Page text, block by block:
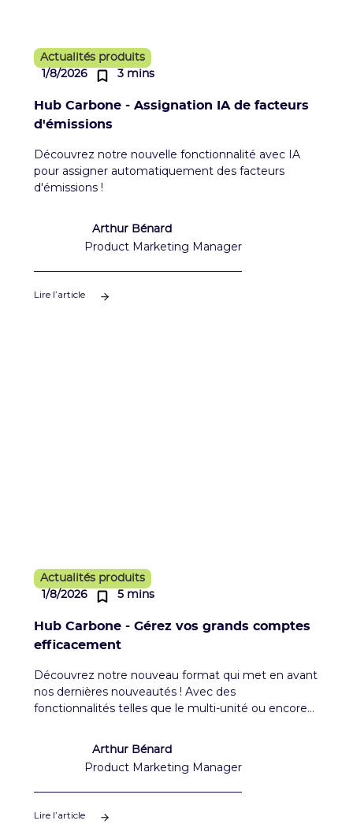
Actualités produits
1/8/2026
3 mins
Hub Carbone - Assignation IA de facteurs
d'émissions
Découvrez notre nouvelle fonctionnalité avec IA
pour assigner automatiquement des facteurs
d'émissions !
Arthur Bénard
Product Marketing Manager
Lire l’article
Actualités produits
1/8/2026
5 mins
Hub Carbone - Gérez vos grands comptes
efficacement
Découvrez notre nouveau format qui met en avant
nos dernières nouveautés ! Avec des
fonctionnalités telles que le multi-unité ou encore
Arthur Bénard
Product Marketing Manager
Lire l’article